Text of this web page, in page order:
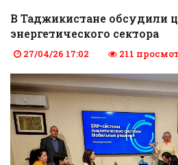
В Таджикистане обсудили
энергетического сектора
27/04/26 17:02 211